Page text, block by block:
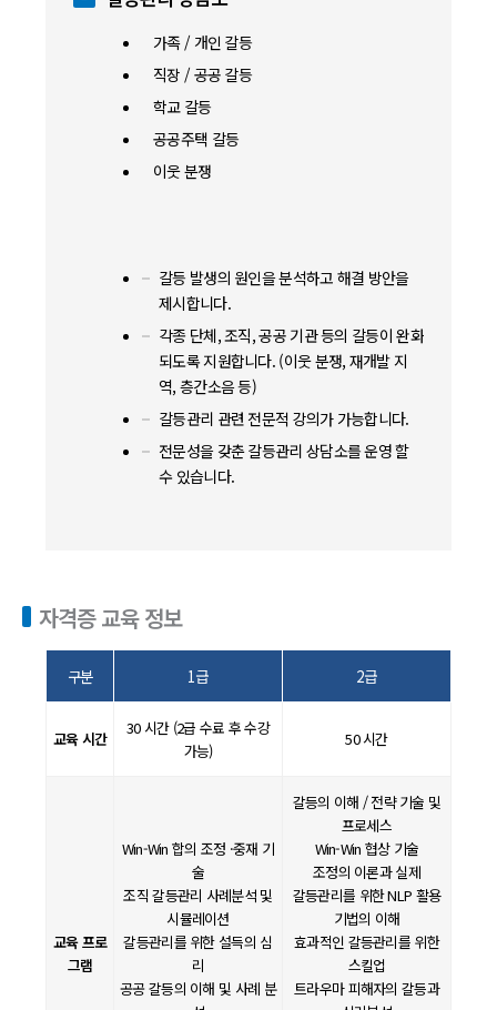
가족 / 개인 갈등
직장 / 공공 갈등
학교 갈등
공공주택 갈등
이웃 분쟁
갈등 발생의 원인을 분석하고 해결 방안을
제시합니다.
각종 단체, 조직, 공공 기관 등의 갈등이 완화
되도록 지원합니다. (이웃 분쟁, 재개발 지
역, 층간소음 등)
갈등관리 관련 전문적 강의가 가능합니다.
전문성을 갖춘 갈등관리 상담소를 운영 할
수 있습니다.
자격증 교육 정보
구분 1급 2급
교육 시간
30 시간 (2급 수료 후 수강
가능)
50 시간
교육 프로
그램
Win-Win 합의 조정 ·중재 기
술
조직 갈등관리 사례분석 및
시뮬레이션
갈등관리를 위한 설득의 심
리
공공 갈등의 이해 및 사례 분
갈등의 이해 / 전략 기술 및
프로세스
Win-Win 협상 기술
조정의 이론과 실제
갈등관리를 위한 NLP 활용
기법의 이해
효과적인 갈등관리를 위한
스킬업
트라우마 피해자의 갈등과